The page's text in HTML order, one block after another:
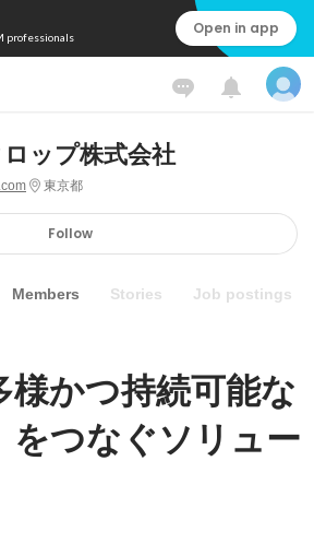
professionals Open in app
ップ株式会社
東京都
Follow
Members Stories Job postings
様かつ持続可能な
をつなぐソリュー